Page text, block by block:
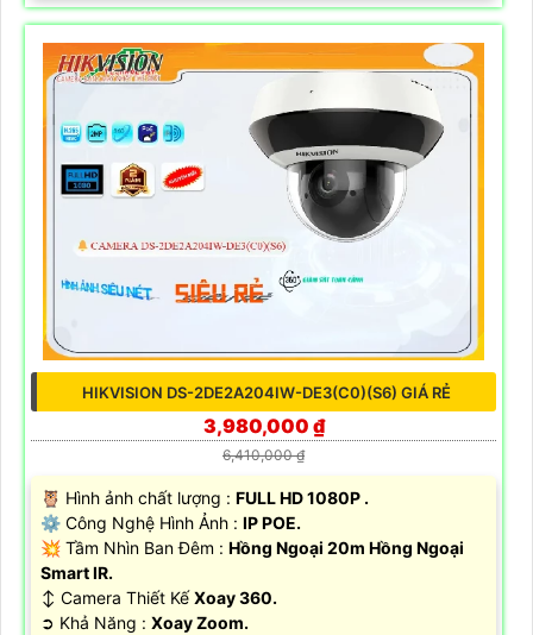
HIKVISION DS-2DE2A204IW-DE3(C0)(S6) GIÁ RẺ
3,980,000 ₫
6,410,000 ₫
🦉 Hình ảnh chất lượng : FULL HD 1080P .
⚙ Công Nghệ Hình Ảnh : IP POE.
💥 Tầm Nhìn Ban Đêm : Hồng Ngoại 20m Hồng Ngoại
Smart IR.
↕️ Camera Thiết KếXoay 360.
️➲ Khả Năng : Xoay Zoom.